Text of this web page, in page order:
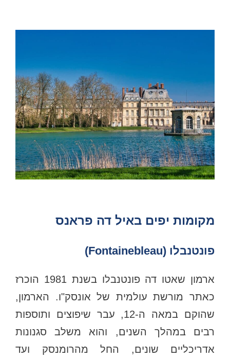
מקומות יפים באיל דה פראנס
פונטנבלו (Fontainebleau)
ארמון שאטו דה פונטנבלו בשנת 1981 הוכרז
כאתר מורשת עולמית של אונסק"ו. הארמון,
שהוקם במאה ה-12, עבר שיפוצים ותוספות
רבים במהלך השנים, והוא משלב סגנונות
אדריכליים שונים, החל מהרומנסק ועד